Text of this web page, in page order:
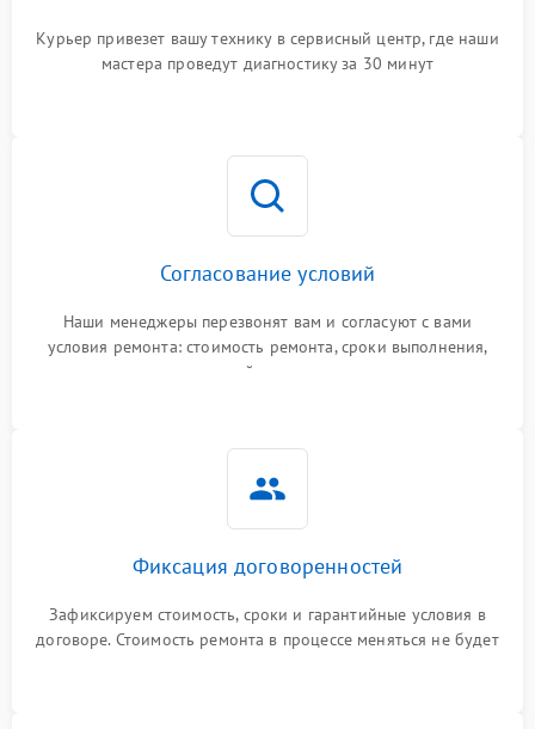
Курьер привезет вашу технику в сервисный центр, где наши
мастера проведут диагностику за 30 минут
Согласование условий
Наши менеджеры перезвонят вам и согласуют с вами
условия ремонта: стоимость ремонта, сроки выполнения,
гарантийные условия
Фиксация договоренностей
Зафиксируем стоимость, сроки и гарантийные условия в
договоре. Стоимость ремонта в процессе меняться не будет